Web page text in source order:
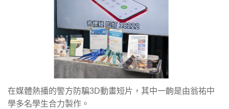
在媒體熱播的警方防騙3D動畫短片，其中一齣是由翁祐中
學多名學生合力製作。